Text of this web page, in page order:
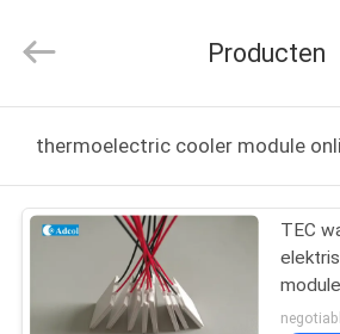
PRODUCTEN
VIDEO'S
(Guangzhou)
Rights
Producten
thermoelectric cooler module
TEC
module